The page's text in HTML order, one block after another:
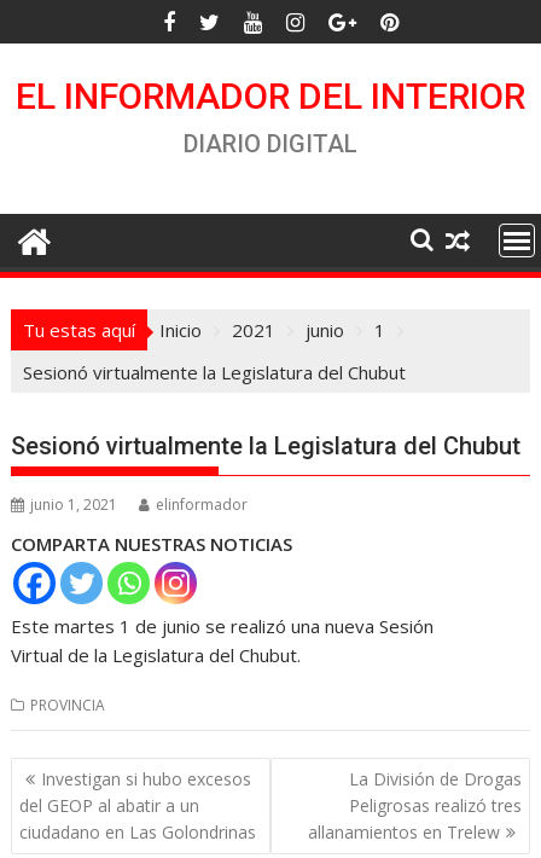
al
EL INFORMADOR DEL INTERIOR
DIARIO DIGITAL
Tu estas aquí Inicio 2021 junio
1
Sesionó virtualmente la Legislatura del Chubut
Sesionó virtualmente la Legislatura del Chubut
junio 1, 2021 elinformador
COMPARTA NUESTRAS NOTICIAS
Este martes 1 de junio se realizó una nueva Sesión
Virtual de la Legislatura del Chubut.
PROVINCIA
Navegación
de
entradas
Investigan si hubo excesos
del GEOP al abatir a un
ciudadano en Las Golondrinas
La División de Drogas
Peligrosas realizó tres
allanamientos en Trelew